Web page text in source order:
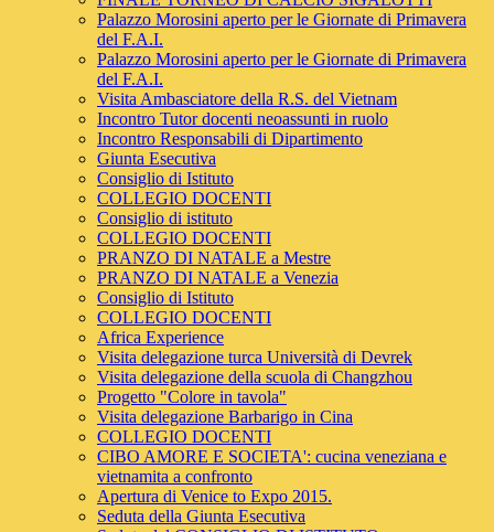
Palazzo Morosini aperto per le Giornate di Primavera
del F.A.I.
Palazzo Morosini aperto per le Giornate di Primavera
del F.A.I.
Visita Ambasciatore della R.S. del Vietnam
Incontro Tutor docenti neoassunti in ruolo
Incontro Responsabili di Dipartimento
Giunta Esecutiva
Consiglio di Istituto
COLLEGIO DOCENTI
Consiglio di istituto
COLLEGIO DOCENTI
PRANZO DI NATALE a Mestre
PRANZO DI NATALE a Venezia
Consiglio di Istituto
COLLEGIO DOCENTI
Africa Experience
Visita delegazione turca Università di Devrek
Visita delegazione della scuola di Changzhou
Progetto "Colore in tavola"
Visita delegazione Barbarigo in Cina
COLLEGIO DOCENTI
CIBO AMORE E SOCIETA': cucina veneziana e
vietnamita a confronto
Apertura di Venice to Expo 2015.
Seduta della Giunta Esecutiva